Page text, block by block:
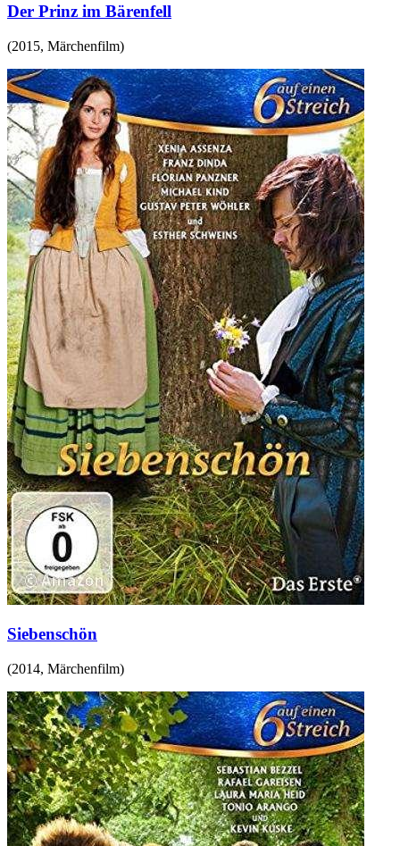
Der Prinz im Bärenfell
(2015, Märchenfilm)
Siebenschön
(2014, Märchenfilm)